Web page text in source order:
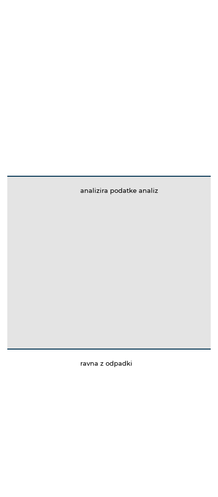
analizira podatke analiz
ravna z odpadki